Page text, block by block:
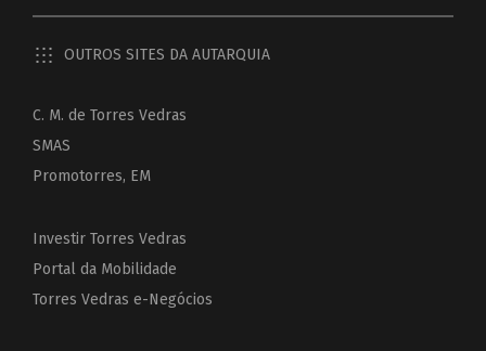
OUTROS SITES DA AUTARQUIA
C. M. de Torres Vedras
SMAS
Promotorres, EM
Investir Torres Vedras
Portal da Mobilidade
Torres Vedras e-Negócios